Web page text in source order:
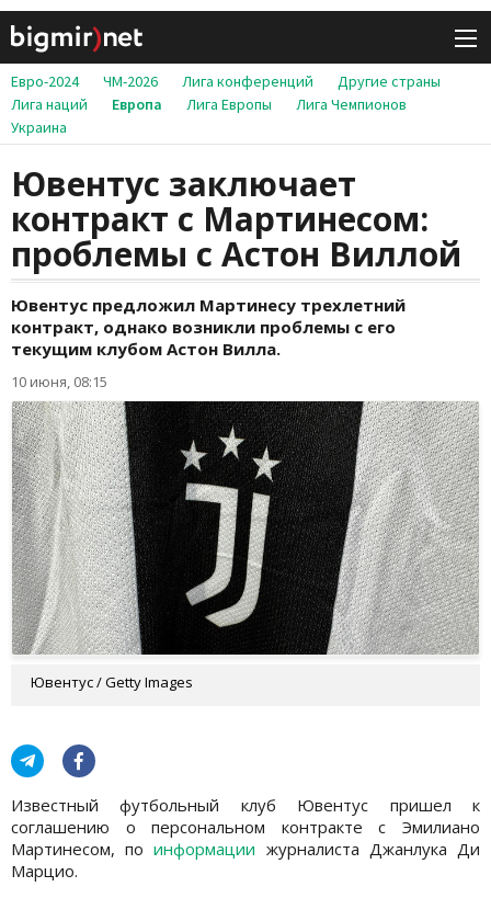
Евро-2024 ЧМ-2026 Лига конференций
Другие страны
Лига наций
Европа Лига Европы
Лига Чемпионов
Украина
Ювентус заключает
контракт с Мартинесом:
проблемы с Астон Виллой
Ювентус предложил Мартинесу трехлетний
контракт, однако возникли проблемы с его
текущим клубом Астон Вилла.
10 июня, 08:15
Ювентус / Getty Images
Известный футбольный клуб Ювентус пришел к
соглашению о персональном контракте с Эмилиано
Мартинесом, поинформации журналиста Джанлука Ди
Марцио.